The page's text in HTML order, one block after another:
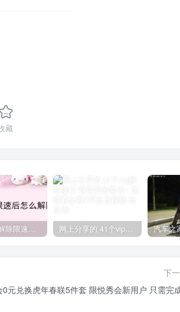
藏
联通网络 解除限速方法参考！畅享、畅玩、老白干等及其它地区自测了 网上分享的 41个vip解析接口 有需要的拿去~ 免费看全网VIP会员视频
下
0元兑换虎年春联5件套 限悦秀会新用户 只需完